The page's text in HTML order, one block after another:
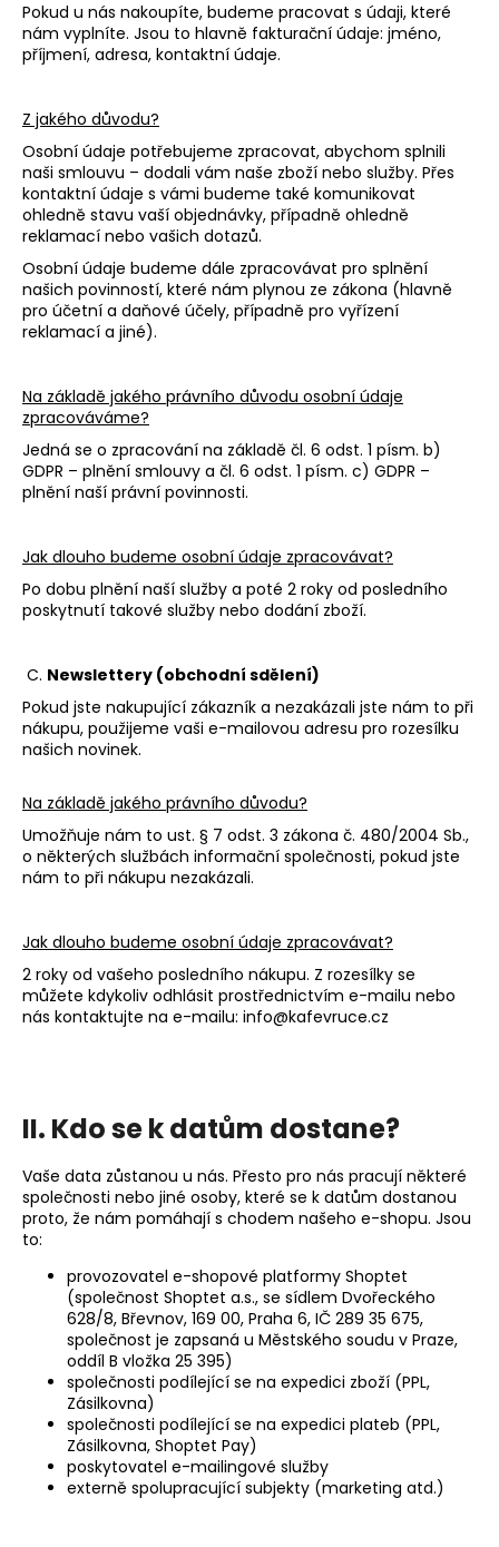
Pokud u nás nakoupíte, budeme pracovat s údaji, které
nám vyplníte. Jsou to hlavně fakturační údaje: jméno,
příjmení, adresa, kontaktní údaje.
Z jakého důvodu?
Osobní údaje potřebujeme zpracovat, abychom splnili
naši smlouvu – dodali vám naše zboží nebo služby. Přes
kontaktní údaje s vámi budeme také komunikovat
ohledně stavu vaší objednávky, případně ohledně
reklamací nebo vašich dotazů.
Osobní údaje budeme dále zpracovávat pro splnění
našich povinností, které nám plynou ze zákona (hlavně
pro účetní a daňové účely, případně pro vyřízení
reklamací a jiné).
Na základě jakého právního důvodu osobní údaje
zpracováváme?
Jedná se o zpracování na základě čl. 6 odst. 1 písm. b)
GDPR – plnění smlouvy a čl. 6 odst. 1 písm. c) GDPR –
plnění naší právní povinnosti.
Jak dlouho budeme osobní údaje zpracovávat?
Po dobu plnění naší služby a poté 2 roky od posledního
poskytnutí takové služby nebo dodání zboží.
C. Newslettery (obchodní sdělení)
Pokud jste nakupující zákazník a nezakázali jste nám to při
nákupu, použijeme vaši e-mailovou adresu pro rozesílku
našich novinek.
Na základě jakého právního důvodu?
Umožňuje nám to ust. § 7 odst. 3 zákona č. 480/2004 Sb.,
o některých službách informační společnosti, pokud jste
nám to při nákupu nezakázali.
Jak dlouho budeme osobní údaje zpracovávat?
2 roky od vašeho posledního nákupu. Z rozesílky se
můžete kdykoliv odhlásit prostřednictvím e-mailu nebo
nás kontaktujte na e-mailu: info@kafevruce.cz
II. Kdo se k datům dostane?
Vaše data zůstanou u nás. Přesto pro nás pracují některé
společnosti nebo jiné osoby, které se k datům dostanou
proto, že nám pomáhají s chodem našeho e-shopu. Jsou
to:
provozovatel e-shopové platformy Shoptet
(společnost Shoptet a.s., se sídlem Dvořeckého
628/8, Břevnov, 169 00, Praha 6, IČ 289 35 675,
společnost je zapsaná u Městského soudu v Praze,
oddíl B vložka 25 395)
společnosti podílející se na expedici zboží (PPL,
Zásilkovna)
společnosti podílející se na expedici plateb (PPL,
Zásilkovna, Shoptet Pay)
poskytovatel e-mailingové služby
externě spolupracující subjekty (marketing atd.)